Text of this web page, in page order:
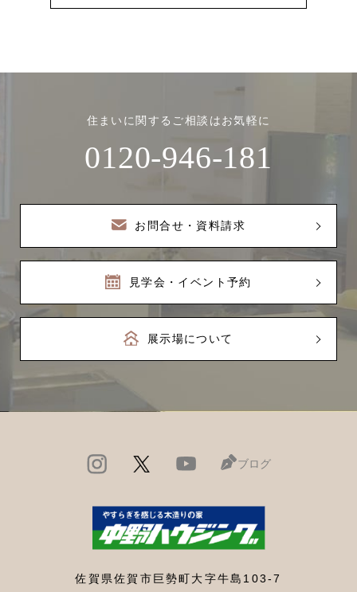
住まいに関するご相談はお気軽に
0120-946-181
お問合せ・資料請求
見学会・イベント予約
展示場について
ブログ
佐賀県佐賀市巨勢町大字牛島103-7